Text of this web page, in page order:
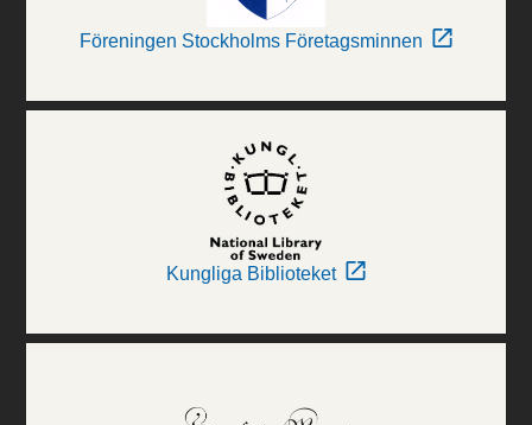
Föreningen Stockholms Företagsminnen
Kungliga Biblioteket